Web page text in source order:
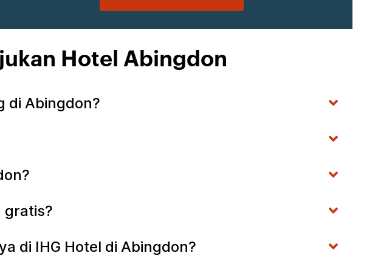
Hotel Abingdon
di Abingdon?
gratis?
di IHG Hotel di Abingdon?